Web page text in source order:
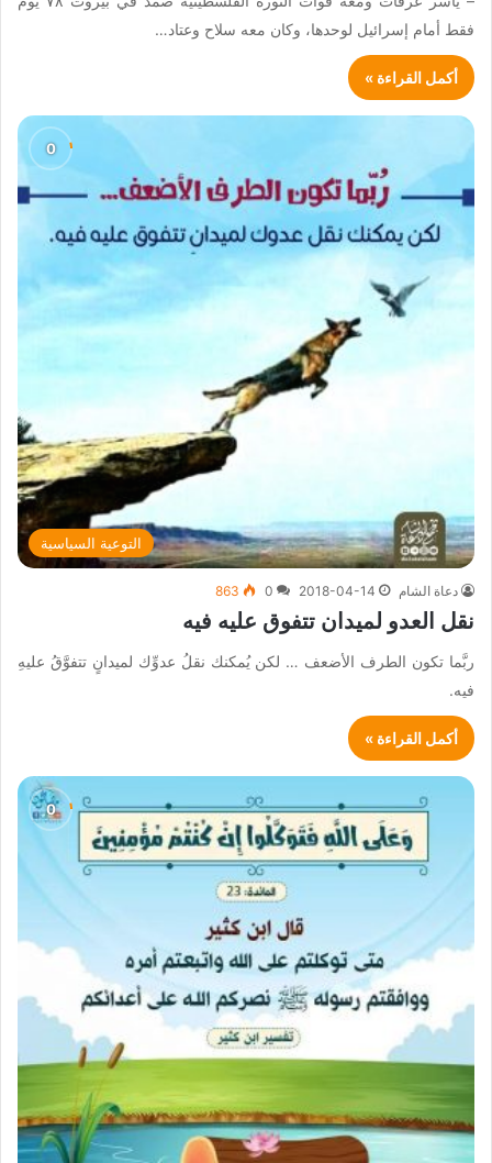
فقط أمام إسرائيل لوحدها، وكان معه سلاح وعتاد…
أكمل القراءة »
التوعية السياسية
دعاة الشام 2018-04-14
0
863
نقل العدو لميدان تتفوق عليه فيه
ربَّما تكون الطرف الأضعف … لكن يُمكنك نقلُ عدوِّك لميدانٍ تتفوَّقُ عليهِ
فيه.
أكمل القراءة »